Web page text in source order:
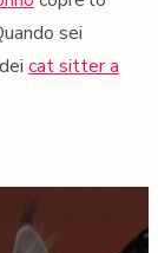
sei
cat sitter a